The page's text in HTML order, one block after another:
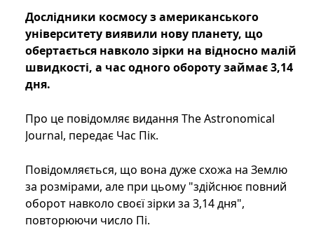
Дослідники космосу з американського
університету виявили нову планету, що
обертається навколо зірки на відносно малій
швидкості, а час одного обороту займає 3,14
дня.
Про це повідомляє видання The Astronomical
Journal, передає Час Пік.
Повідомляється, що вона дуже схожа на Землю
за розмірами, але при цьому "здійснює повний
оборот навколо своєї зірки за 3,14 дня",
повторюючи число Пі.